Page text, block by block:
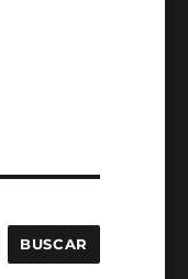
BUSCAR